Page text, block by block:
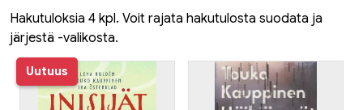
Hakutuloksia 4 kpl. Voit rajata hakutulosta suodata ja
järjestä -valikosta.
Uutuus